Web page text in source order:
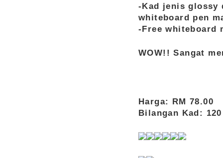
-Kad jenis glossy
whiteboard pen
-Free whiteboard
WOW!! Sangat
Harga: RM 78.00
Bilangan Kad: